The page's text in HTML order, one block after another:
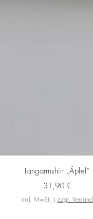
Schnellansicht
Langarmshirt „Äpfel“
Preis
31,90 €
inkl. MwSt. | zzgl. Versand